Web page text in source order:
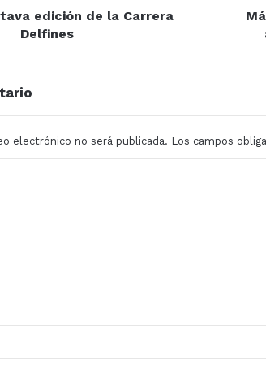
edición de la Carrera
Delfines
electrónico no será publicada. Los campos